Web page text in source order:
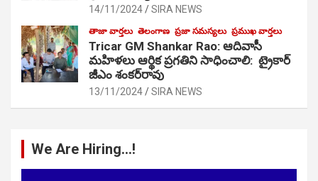
14/11/2024 SIRA NEWS
తాజా వార్తలు తెలంగాణ ప్రజా సమస్యలు ప్రముఖ వార్తలు
Tricar GM Shankar Rao: ఆదివాసీ
మహిళలు ఆర్థిక ప్రగతిని సాధించాలి: ట్రైకార్
జీఎం శంకర్‌రావు
13/11/2024 SIRA NEWS
We Are Hiring…!